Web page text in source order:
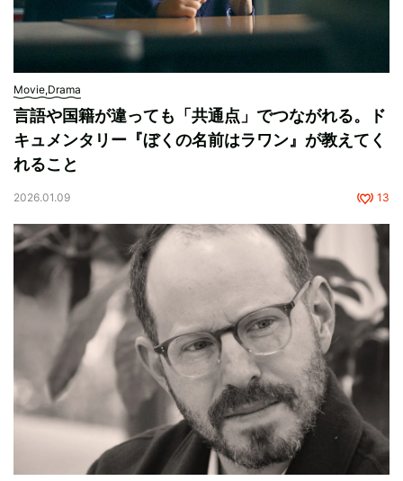
Movie,Drama
言語や国籍が違っても「共通点」でつながれる。ド
キュメンタリー『ぼくの名前はラワン』が教えてく
れること
2026.01.09 13